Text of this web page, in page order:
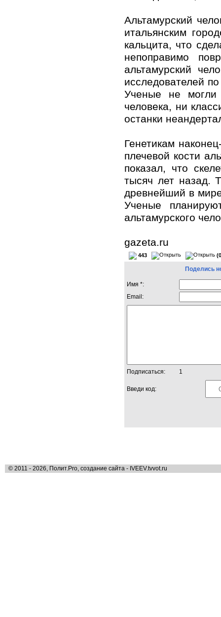
Альтамурский
итальянским
кальцита, что
непоправимо
альтамурский
исследователей
Ученые не могли
человека, ни
останки
Генетикам
плечевой кости
показал, что
тысяч лет назад.
древнейший в
Ученые
альтамурского
gazeta.ru
443
Поделись
Имя *:
Email:
Подписаться: 1
Введи код:
© 2011 - 2026, Полит.Pro, создание сайта - IVEEV.tvvot.ru